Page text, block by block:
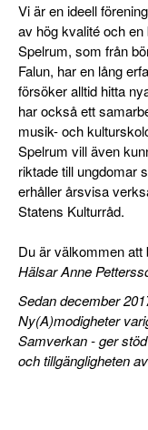
Vi är en ideell
av hög kvalité och
Spelrum, som från
Falun, har en lång
försöker alltid hitta
har också ett
musik- och
Spelrum vill även
riktade till ungdomar
erhåller årsvisa
Statens Kulturråd.
Du är välkommen att
Hälsar Anne
Sedan december
Ny(A)modigheter
Samverkan - ger
och tillgängligheten